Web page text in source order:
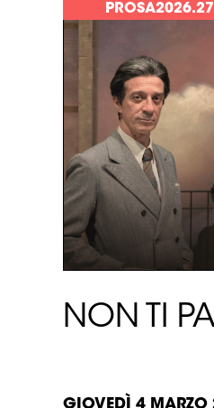
SCOPRI >
PROSA2026.27
NON TI